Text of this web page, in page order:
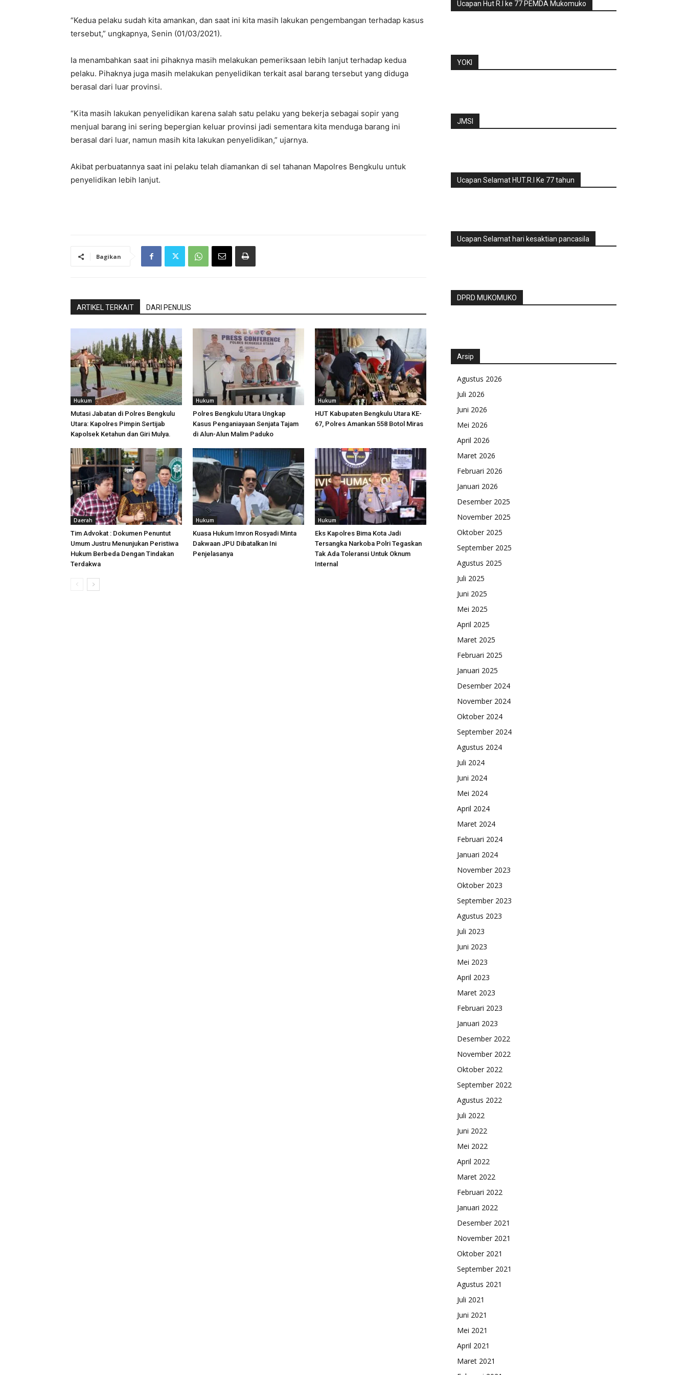
“Kedua pelaku sudah kita amankan, dan saat ini kita masih lakukan pengembangan terhadap kasus
tersebut,” ungkapnya, Senin (01/03/2021).
Ia menambahkan saat ini pihaknya masih melakukan pemeriksaan lebih lanjut terhadap kedua
pelaku. Pihaknya juga masih melakukan penyelidikan terkait asal barang tersebut yang diduga
berasal dari luar provinsi.
“Kita masih lakukan penyelidikan karena salah satu pelaku yang bekerja sebagai sopir yang
menjual barang ini sering bepergian keluar provinsi jadi sementara kita menduga barang ini
berasal dari luar, namun masih kita lakukan penyelidikan,” ujarnya.
Akibat perbuatannya saat ini pelaku telah diamankan di sel tahanan Mapolres Bengkulu untuk
penyelidikan lebih lanjut.
Bagikan
ARTIKEL TERKAIT DARI PENULIS
Hukum
Mutasi Jabatan di Polres Bengkulu
Utara: Kapolres Pimpin Sertijab
Kapolsek Ketahun dan Giri Mulya.
Hukum
Polres Bengkulu Utara Ungkap
Kasus Penganiayaan Senjata Tajam
di Alun-Alun Malim Paduko
Hukum
HUT Kabupaten Bengkulu Utara KE-
67, Polres Amankan 558 Botol Miras
Daerah
Tim Advokat : Dokumen Penuntut
Umum Justru Menunjukan Peristiwa
Hukum Berbeda Dengan Tindakan
Terdakwa
Hukum
Kuasa Hukum Imron Rosyadi Minta
Dakwaan JPU Dibatalkan Ini
Penjelasanya
Hukum
Eks Kapolres Bima Kota Jadi
Tersangka Narkoba Polri Tegaskan
Tak Ada Toleransi Untuk Oknum
Internal
Ucapan Hut R.I ke 77 PEMDA Mukomuko
YOKI
JMSI
Ucapan Selamat HUT.R.I Ke 77 tahun
Ucapan Selamat hari kesaktian pancasila
DPRD MUKOMUKO
Arsip
Agustus 2026
Juli 2026
Juni 2026
Mei 2026
April 2026
Maret 2026
Februari 2026
Januari 2026
Desember 2025
November 2025
Oktober 2025
September 2025
Agustus 2025
Juli 2025
Juni 2025
Mei 2025
April 2025
Maret 2025
Februari 2025
Januari 2025
Desember 2024
November 2024
Oktober 2024
September 2024
Agustus 2024
Juli 2024
Juni 2024
Mei 2024
April 2024
Maret 2024
Februari 2024
Januari 2024
November 2023
Oktober 2023
September 2023
Agustus 2023
Juli 2023
Juni 2023
Mei 2023
April 2023
Maret 2023
Februari 2023
Januari 2023
Desember 2022
November 2022
Oktober 2022
September 2022
Agustus 2022
Juli 2022
Juni 2022
Mei 2022
April 2022
Maret 2022
Februari 2022
Januari 2022
Desember 2021
November 2021
Oktober 2021
September 2021
Agustus 2021
Juli 2021
Juni 2021
Mei 2021
April 2021
Maret 2021